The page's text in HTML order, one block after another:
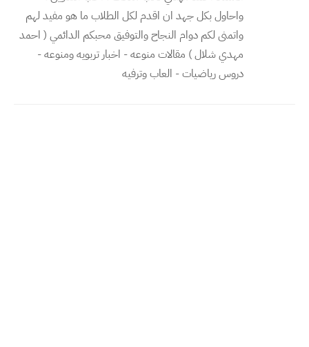
واحاول بكل جهد ان اقدم لكل الطلاب ما هو مفيد لهم
واتمنى لكم دوام النجاح والتوفيق محبكم الدائمي ( احمد
مهدي شلال ) مقالات منوعه - اخبار تربويه ومنوعه -
دروس رياضيات - العاب وترفيه